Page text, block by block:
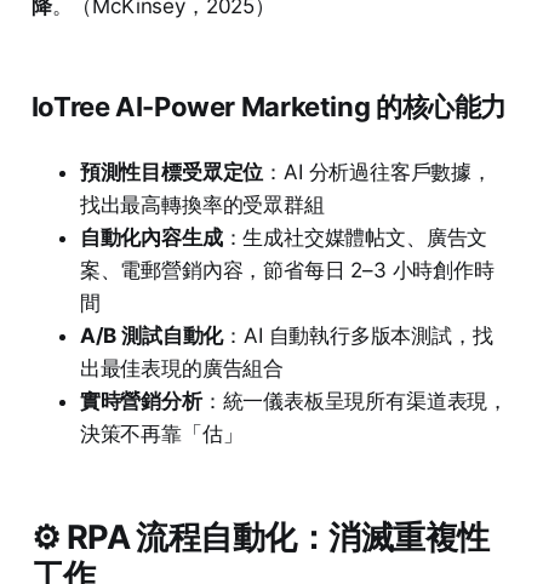
降。（McKinsey，2025）
IoTree AI-Power Marketing 的核心能力
預測性目標受眾定位 ：AI 分析過往客戶數據，
找出最高轉換率的受眾群組
自動化內容生成：生成社交媒體帖文、廣告文
案、電郵營銷內容，節省每日 2–3 小時創作時
間
A/B 測試自動化：AI 自動執行多版本測試，找
出最佳表現的廣告組合
實時營銷分析：統一儀表板呈現所有渠道表現，
決策不再靠「估」
⚙️ RPA 流程自動化：消滅重複性